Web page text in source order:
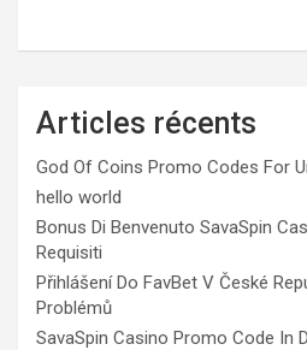
Articles récents
God Of Coins Promo Codes For
hello world
Bonus Di Benvenuto SavaSpin
Requisiti
Přihlášení Do FavBet V České
Problémů
SavaSpin Casino Promo Code In